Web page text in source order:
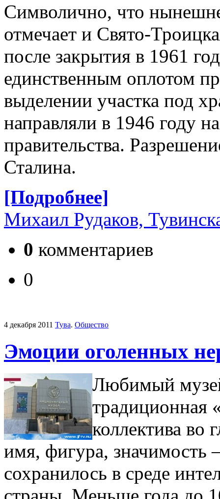
Символично, что
отмечает и Свято-
после закрытия в 1961
единственным оплотом
выделении участка под
направляли в 1946 году
правительства.
Сталина.
[Подробнее]
Михаил Рудаков,
0 комментариев
0
4 декабря 2011 Тува. Общество
Эмоции оголенных
Любимый
традиционная
коллектива во
имя, фигура, значимость
сохранилось в среде